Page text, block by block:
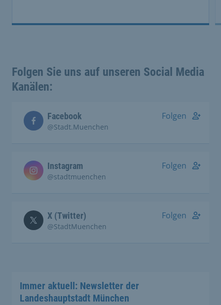
Folgen Sie uns auf unseren Social Media
Kanälen:
Facebook
@Stadt.Muenchen
Folgen
Instagram
@stadtmuenchen
Folgen
X (Twitter)
@StadtMuenchen
Folgen
Immer aktuell: Newsletter der
Landeshauptstadt München